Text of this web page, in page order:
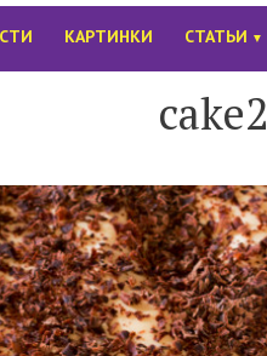
КАРТИНКИ СТАТЬИ ▼
cake2